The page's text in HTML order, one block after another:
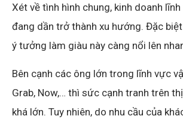
Xét về tình hình chung, kinh doanh
đang dần trở thành xu hướng. Đặc
ý tưởng làm giàu này càng nổi lên
Bên cạnh các ông lớn trong lĩnh vực
Grab, Now,… thì sức cạnh tranh trên
khá lớn. Tuy nhiên, do nhu cầu của